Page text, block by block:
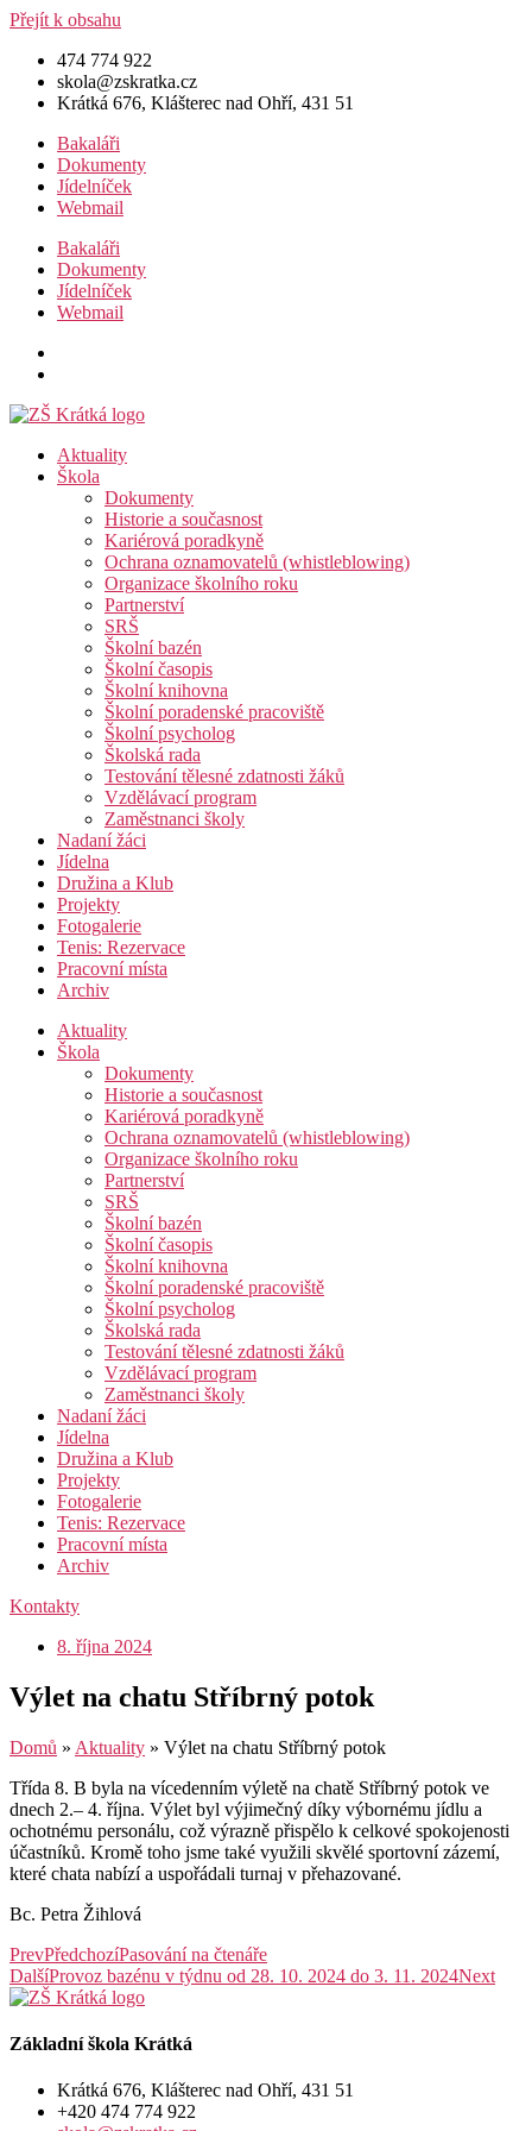
Přejít k obsahu
474 774 922
skola@zskratka.cz
Krátká 676, Klášterec nad Ohří, 431 51
Bakaláři
Dokumenty
Jídelníček
Webmail
Bakaláři
Dokumenty
Jídelníček
Webmail
Aktuality
Škola
Dokumenty
Historie a současnost
Kariérová poradkyně
Ochrana oznamovatelů (whistleblowing)
Organizace školního roku
Partnerství
SRŠ
Školní bazén
Školní časopis
Školní knihovna
Školní poradenské pracoviště
Školní psycholog
Školská rada
Testování tělesné zdatnosti žáků
Vzdělávací program
Zaměstnanci školy
Nadaní žáci
Jídelna
Družina a Klub
Projekty
Fotogalerie
Tenis: Rezervace
Pracovní místa
Archiv
Aktuality
Škola
Dokumenty
Historie a současnost
Kariérová poradkyně
Ochrana oznamovatelů (whistleblowing)
Organizace školního roku
Partnerství
SRŠ
Školní bazén
Školní časopis
Školní knihovna
Školní poradenské pracoviště
Školní psycholog
Školská rada
Testování tělesné zdatnosti žáků
Vzdělávací program
Zaměstnanci školy
Nadaní žáci
Jídelna
Družina a Klub
Projekty
Fotogalerie
Tenis: Rezervace
Pracovní místa
Archiv
Kontakty
8. října 2024
Výlet na chatu Stříbrný potok
Domů » Aktuality » Výlet na chatu Stříbrný potok
Třída 8. B byla na vícedenním výletě na chatě Stříbrný potok ve
dnech 2.– 4. října. Výlet byl výjimečný díky výbornému jídlu a
ochotnému personálu, což výrazně přispělo k celkové spokojenosti
účastníků. Kromě toho jsme také využili skvělé sportovní zázemí,
které chata nabízí a uspořádali turnaj v přehazované.
Bc. Petra Žihlová
PrevPředchozíPasování na čtenáře
DalšíProvoz bazénu v týdnu od 28. 10. 2024 do 3. 11. 2024Next
Základní škola Krátká
Krátká 676, Klášterec nad Ohří, 431 51
+420 474 774 922